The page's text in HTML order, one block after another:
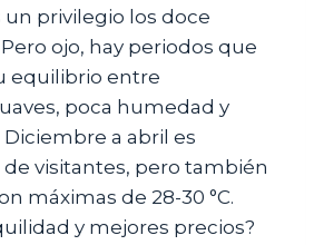
privilegio los doce
ojo, hay periodos que
equilibrio entre
poca humedad y
a abril es
visitantes, pero también
máximas de 28-30 °C.
y mejores precios?